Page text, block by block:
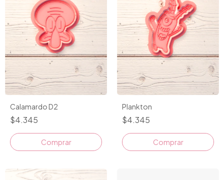
Calamardo D2
$4.345
Comprar
Plankton
$4.345
Comprar